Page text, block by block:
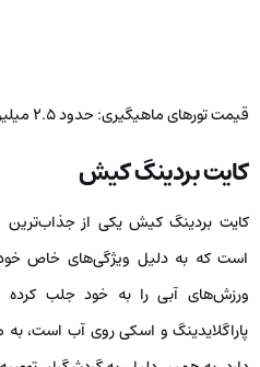
در مقایسه با سایر تفریحات آبی که
ماهیگیری قدری بالاتر است؛ اما
مناظر زیبا یا تفریحات دیگر ترجیح
شده‌اند که تضمین صید را برای
صیدی انجام نشود، امکان تکرار تور
این امر به ایجاد حس امنیت و رضایت